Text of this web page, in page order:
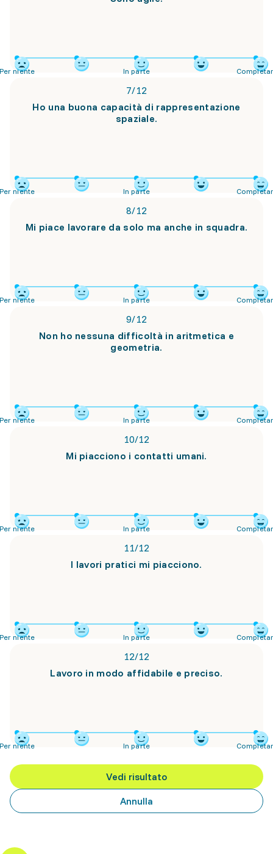
niente In parte
7/12
Ho una buona capacità di rappresentazione
spaziale.
niente In parte
8/12
Mi piace lavorare da solo ma anche in squadra.
niente In parte
9/12
Non ho nessuna difficoltà in aritmetica e
geometria.
niente In parte
10/12
Mi piacciono i contatti umani.
niente In parte
11/12
I lavori pratici mi piacciono.
niente In parte
12/12
Lavoro in modo affidabile e preciso.
niente In parte
Vedi risultato
Annulla